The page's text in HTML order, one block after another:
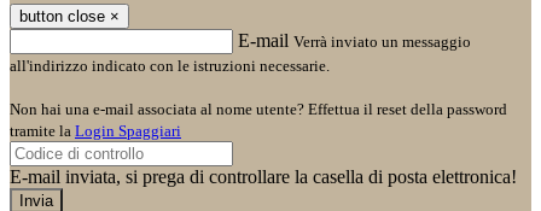
button close ×
E-mail Verrà inviato un messaggio
all'indirizzo indicato con le istruzioni necessarie.
Non hai una e-mail associata al nome utente? Effettua il reset della password
tramite la Login Spaggiari
E-mail inviata, si prega di controllare la casella di posta elettronica!